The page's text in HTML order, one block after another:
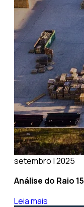
setembro | 2025
Análise do Raio
Leia mais